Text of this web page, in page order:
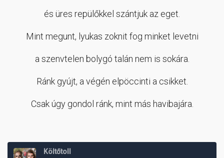
és üres repülőkkel szántjuk az eget.
Mint megunt, lyukas zoknit fog minket levetni
a szenvtelen bolygó talán nem is sokára.
Ránk gyújt, a végén elpöccinti a csikket.
Csak úgy gondol ránk, mint más havibajára.